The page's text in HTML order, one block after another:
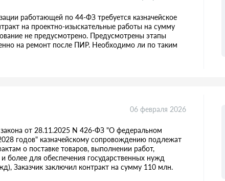
работающей по 44-ФЗ требуется казначейское
на проектно-изыскательные работы на сумму
не предусмотрено. Предусмотрены этапы
на ремонт после ПИР. Необходимо ли по таким
06 февраля 2026
от 28.11.2025 N 426-ФЗ "О федеральном
годов" казначейскому сопровождению подлежат
о поставке товаров, выполнении работ,
более для обеспечения государственных нужд
Заказчик заключил контракт на сумму 110 млн.